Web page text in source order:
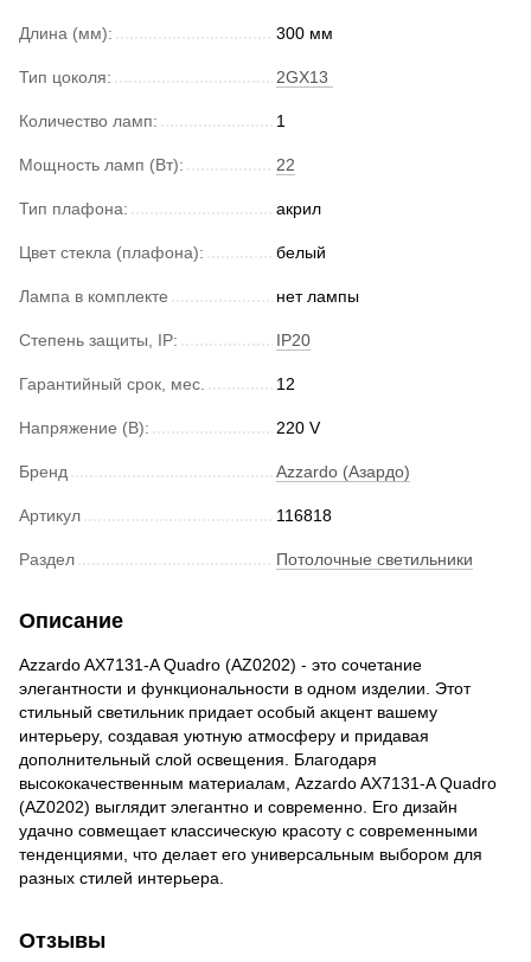
Длина (мм): 300 мм
Тип цоколя: 2GX13
Количество ламп: 1
Мощность ламп (Вт): 22
Тип плафона: акрил
Цвет стекла (плафона): белый
Лампа в комплекте нет лампы
Степень защиты, IP: IP20
Гарантийный срок, мес. 12
Напряжение (В): 220 V
Бренд Azzardo (Азардо)
Артикул 116818
Раздел Потолочные светильники
Описание
Azzardo AX7131-A Quadro (AZ0202) - это сочетание
элегантности и функциональности в одном изделии. Этот
стильный светильник придает особый акцент вашему
интерьеру, создавая уютную атмосферу и придавая
дополнительный слой освещения. Благодаря
высококачественным материалам, Azzardo AX7131-A Quadro
(AZ0202) выглядит элегантно и современно. Его дизайн
удачно совмещает классическую красоту с современными
тенденциями, что делает его универсальным выбором для
разных стилей интерьера.
Отзывы